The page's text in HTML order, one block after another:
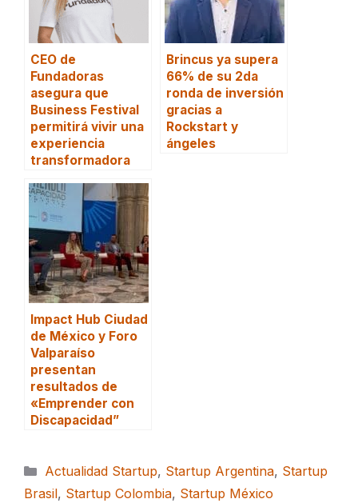
CEO de
Fundadoras
asegura que
Business Festival
permitirá vivir una
experiencia
transformadora
Brincus ya supera
66% de su 2da
ronda de inversión
gracias a
Rockstart y
ángeles
Impact Hub Ciudad
de México y Foro
Valparaíso
presentan
resultados de
«Emprender con
Discapacidad”
Categorías
Actualidad Startup, Startup Argentina, Startup
Brasil, Startup Colombia, Startup México